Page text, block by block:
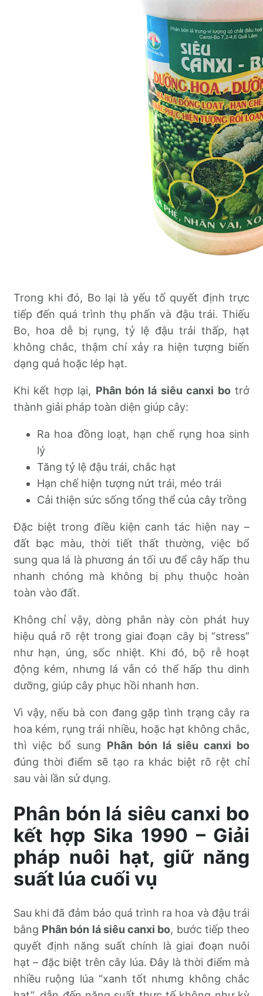
Trong khi đó, Bo lại là yếu tố quyết định trực
tiếp đến quá trình thụ phấn và đậu trái. Thiếu
Bo, hoa dễ bị rụng, tỷ lệ đậu trái thấp, hạt
không chắc, thậm chí xảy ra hiện tượng biến
dạng quả hoặc lép hạt.
Khi kết hợp lại, Phân bón lá siêu canxi botrở
thành giải pháp toàn diện giúp cây:
Ra hoa đồng loạt, hạn chế rụng hoa sinh
lý
Tăng tỷ lệ đậu trái, chắc hạt
Hạn chế hiện tượng nứt trái, méo trái
Cải thiện sức sống tổng thể của cây trồng
Đặc biệt trong điều kiện canh tác hiện nay –
đất bạc màu, thời tiết thất thường, việc bổ
sung qua lá là phương án tối ưu để cây hấp thu
nhanh chóng mà không bị phụ thuộc hoàn
toàn vào đất.
Không chỉ vậy, dòng phân này còn phát huy
hiệu quả rõ rệt trong giai đoạn cây bị “stress”
như hạn, úng, sốc nhiệt. Khi đó, bộ rễ hoạt
động kém, nhưng lá vẫn có thể hấp thu dinh
dưỡng, giúp cây phục hồi nhanh hơn.
Vì vậy, nếu bà con đang gặp tình trạng cây ra
hoa kém, rụng trái nhiều, hoặc hạt không chắc,
thì việc bổ sung Phân bón lá siêu canxi bo
đúng thời điểm sẽ tạo ra khác biệt rõ rệt chỉ
sau vài lần sử dụng.
Phân bón lá siêu canxi bo
kết hợp Sika 1990 – Giải
pháp nuôi hạt, giữ năng
suất lúa cuối vụ
Sau khi đã đảm bảo quá trình ra hoa và đậu trái
bằng Phân bón lá siêu canxi bo, bước tiếp theo
quyết định năng suất chính là giai đoạn nuôi
hạt – đặc biệt trên cây lúa. Đây là thời điểm mà
nhiều ruộng lúa “xanh tốt nhưng không chắc